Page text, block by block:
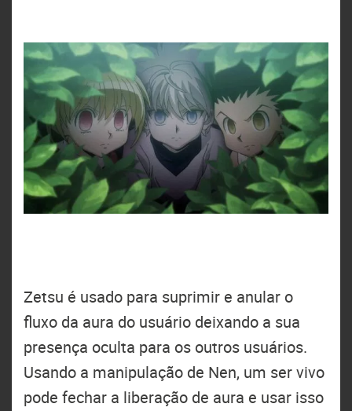
Zetsu é usado para suprimir e anular o
fluxo da aura do usuário deixando a sua
presença oculta para os outros usuários.
Usando a manipulação de Nen, um ser vivo
pode fechar a liberação de aura e usar isso